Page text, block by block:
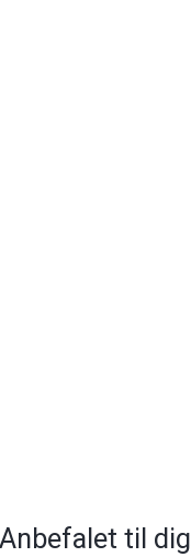
Anbefalet til dig